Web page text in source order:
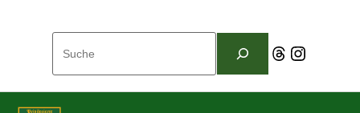
ThreadsInstagram